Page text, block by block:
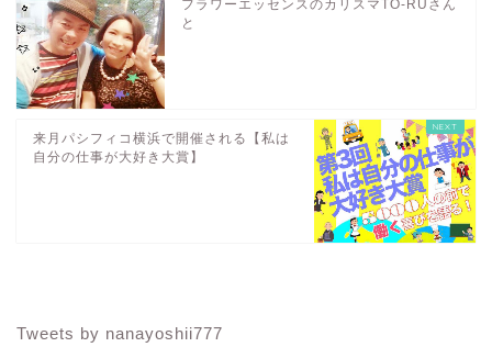
フラワーエッセンスのカリスマTO-RUさん
と
来月パシフィコ横浜で開催される【私は
自分の仕事が大好き大賞】
Tweets by nanayoshii777